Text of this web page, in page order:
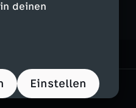
deinen
Einstellen